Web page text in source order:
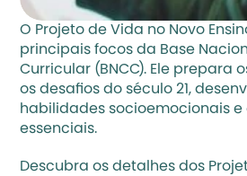
O Projeto de Vida no Novo
principais focos da Base
Curricular (BNCC). Ele prepara
os desafios do século 21,
habilidades socioemocionais
essenciais.
Descubra os detalhes dos